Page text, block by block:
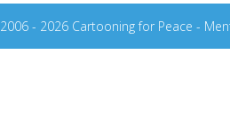
2006 - 2026 Cartooning for Peace -